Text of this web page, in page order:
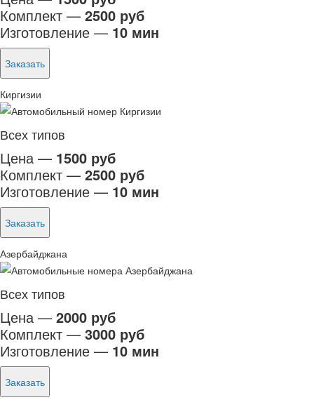
Комплект — 2500 руб
Изготовление — 10 мин
Заказать
Киргизии
Всех типов
Цена — 1500 руб
Комплект — 2500 руб
Изготовление — 10 мин
Заказать
Азербайджана
Всех типов
Цена — 2000 руб
Комплект — 3000 руб
Изготовление — 10 мин
Заказать